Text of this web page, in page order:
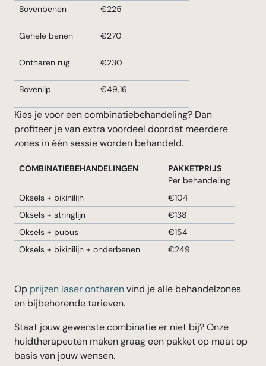
Bovenbenen €225
Gehele benen €270
Ontharen rug €230
Bovenlip €49,16
Kies je voor een combinatiebehandeling? Dan
profiteer je van extra voordeel doordat meerdere
zones in één sessie worden behandeld.
COMBINATIEBEHANDELINGEN
PAKKETPRIJS
Per behandeling
Oksels + bikinilijn
€104
Oksels + stringlijn
€138
Oksels + pubus
€154
Oksels + bikinilijn + onderbenen
€249
Op prijzen laser ontharenvind je alle behandelzones
en bijbehorende tarieven.
Staat jouw gewenste combinatie er niet bij? Onze
huidtherapeuten maken graag een pakket op maat op
basis van jouw wensen.